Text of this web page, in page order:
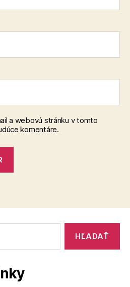
a webovú stránku v tomto
komentáre.